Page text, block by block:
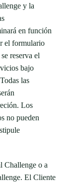
y la
en función
el formulario
reserva el
bajo
las
Los
no pueden
Challenge o a
El Cliente